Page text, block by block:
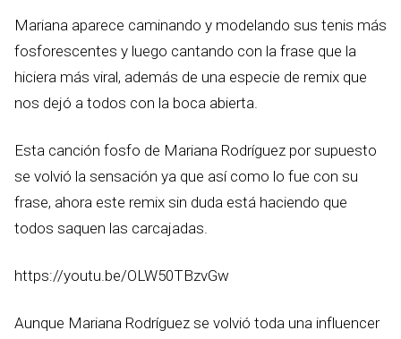
Mariana aparece caminando y modelando sus tenis más
fosforescentes y luego cantando con la frase que la
hiciera más viral, además de una especie de remix que
nos dejó a todos con la boca abierta.
Esta canción fosfo de Mariana Rodríguez por supuesto
se volvió la sensación ya que así como lo fue con su
frase, ahora este remix sin duda está haciendo que
todos saquen las carcajadas.
https://youtu.be/OLW50TBzvGw
Aunque Mariana Rodríguez se volvió toda una influencer